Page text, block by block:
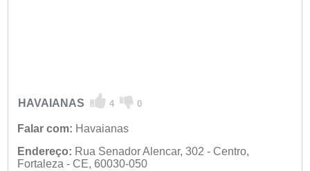
HAVAIANAS 4 0
Falar com: Havaianas
Endereço: Rua Senador Alencar, 302 - Centro,
Fortaleza - CE, 60030-050